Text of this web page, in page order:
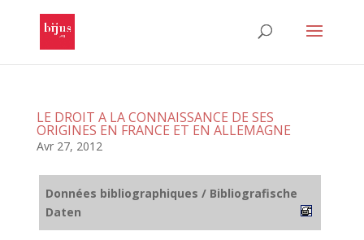
LE DROIT A LA CONNAISSANCE DE SES
ORIGINES EN FRANCE ET EN ALLEMAGNE
Avr 27, 2012
Données bibliographiques / Bibliografische
Daten